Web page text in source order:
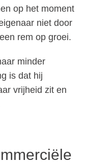
op het moment
niet door
rem op groei.
minder
is dat hij
vrijheid zit en